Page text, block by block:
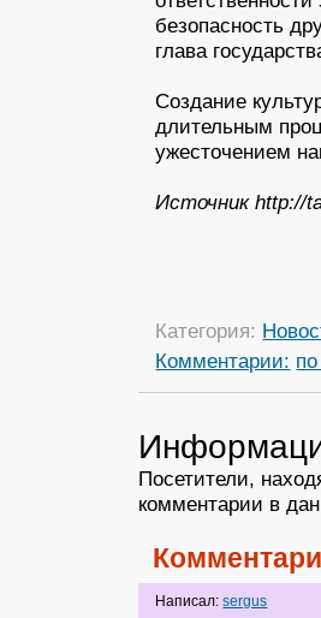
безопасность
глава
Создание
длительным
ужесточением
Источник http://
Категория:
Комментарии:
Посетители,
комментарии в
Написал:sergus